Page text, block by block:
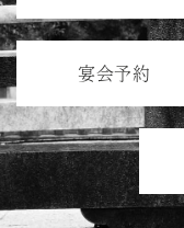
宴会予約